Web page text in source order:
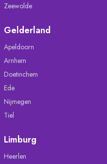
Zeewolde
Gelderland
Apeldoorn
Arnhem
Doetinchem
Ede
Nijmegen
Tiel
Limburg
Heerlen